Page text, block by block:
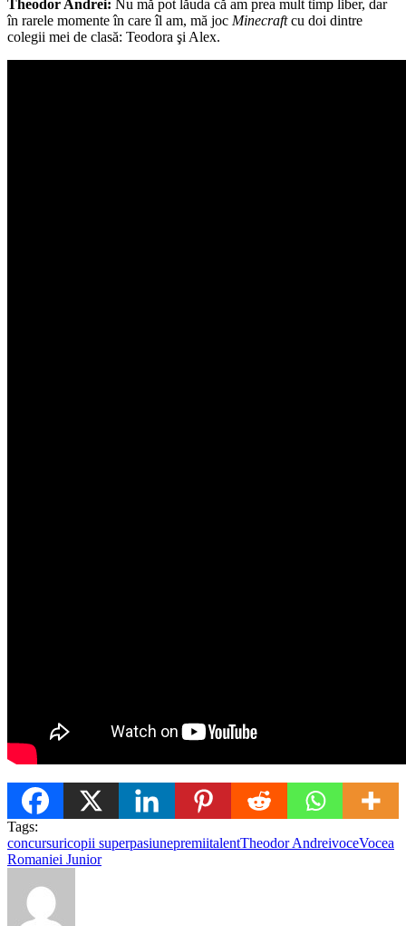
Theodor Andrei: Nu mă pot lăuda că am prea mult timp liber, dar
în rarele momente în care îl am, mă joc Minecraftcu doi dintre
colegii mei de clasă: Teodora şi Alex.
Tags:
concursuricopii superpasiunepremiitalentTheodor AndreivoceVocea
Romaniei Junior